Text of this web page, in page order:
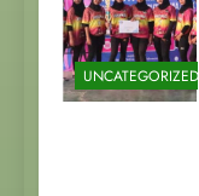
UNCATEGORIZED